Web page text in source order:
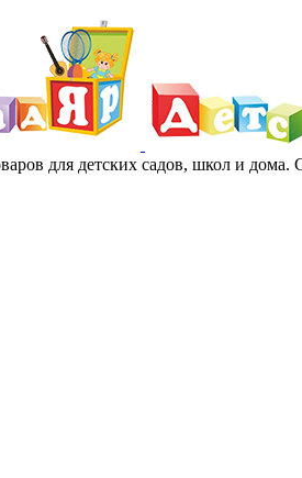
для детских садов, школ и